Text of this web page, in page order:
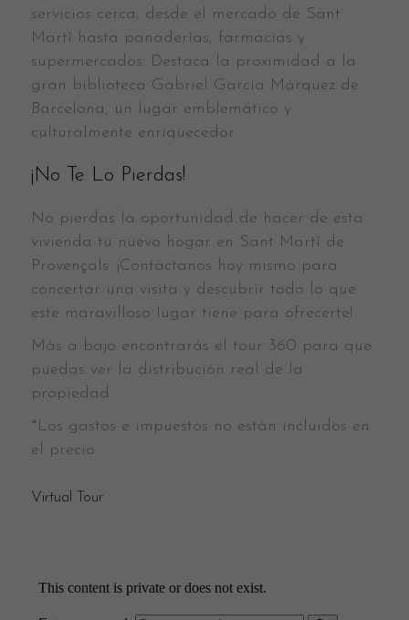
servicios cerca, desde el mercado de Sant
Martí hasta panaderías, farmacias y
supermercados. Destaca la proximidad a la
gran biblioteca Gabriel García Márquez de
Barcelona, un lugar emblemático y
culturalmente enriquecedor.
¡No Te Lo Pierdas!
No pierdas la oportunidad de hacer de esta
vivienda tu nuevo hogar en Sant Martí de
Provençals. ¡Contáctanos hoy mismo para
concertar una visita y descubrir todo lo que
este maravilloso lugar tiene para ofrecerte!
Más a bajo encontrarás el tour 360 para que
puedas ver la distribución real de la
propiedad.
*Los gastos e impuestos no están incluidos en
el precio.
Virtual Tour